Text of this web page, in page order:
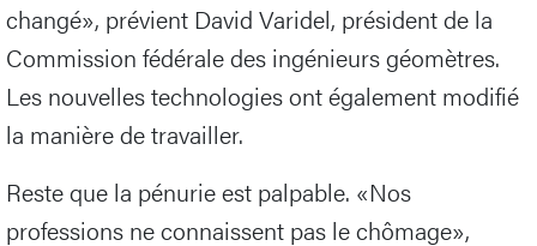
changé», prévient David Varidel, président de la
Commission fédérale des ingénieurs géomètres.
Les nouvelles technologies ont également modifié
la manière de travailler.
Reste que la pénurie est palpable. «Nos
professions ne connaissent pas le chômage»,